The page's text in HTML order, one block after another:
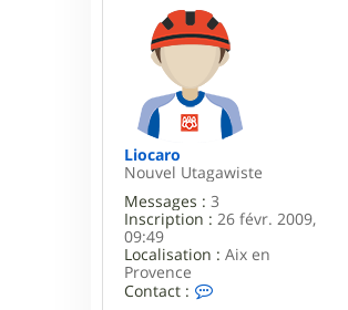
c
t
e
n
w
l
w
Liocaro
Nouvel Utagawiste
Messages : 3
Inscription : 26 févr. 2009,
09:49
Localisation : Aix en
Provence
Contact :